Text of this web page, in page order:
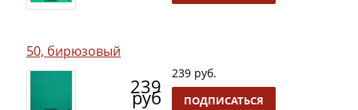
50, бирюзовый
239
руб
239 руб.
ПОДПИСАТЬСЯ